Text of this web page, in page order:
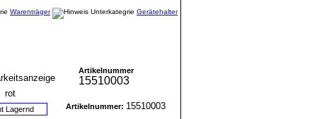
Warenträger
Gerätehalter
Lagernd
Artikelnummer
15510003
Artikelnummer: 15510003